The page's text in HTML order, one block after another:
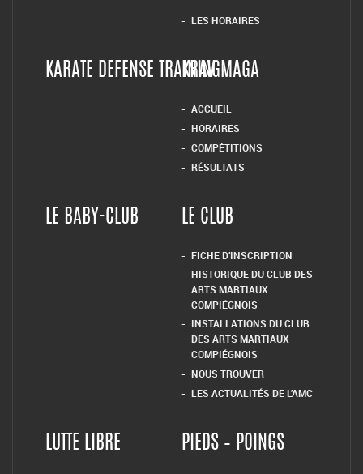
LES HORAIRES
KARATE DEFENSE TRAININGKRAV MAGA
ACCUEIL
HORAIRES
COMPÉTITIONS
RÉSULTATS
LE BABY-CLUB LE CLUB
FICHE D’INSCRIPTION
HISTORIQUE DU CLUB DES
ARTS MARTIAUX
COMPIÉGNOIS
INSTALLATIONS DU CLUB
DES ARTS MARTIAUX
COMPIÉGNOIS
NOUS TROUVER
LES ACTUALITÉS DE L’AMC
LUTTE LIBRE PIEDS – POINGS